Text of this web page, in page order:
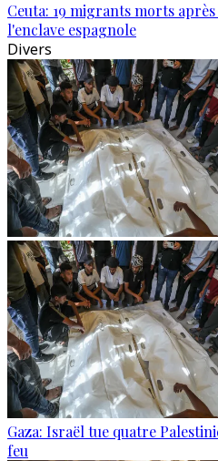
Ceuta: 19 migrants morts après
l'enclave espagnole
Divers
Gaza: Israël tue quatre
feu